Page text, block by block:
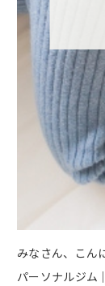
みなさん、こん
パーソナルジム